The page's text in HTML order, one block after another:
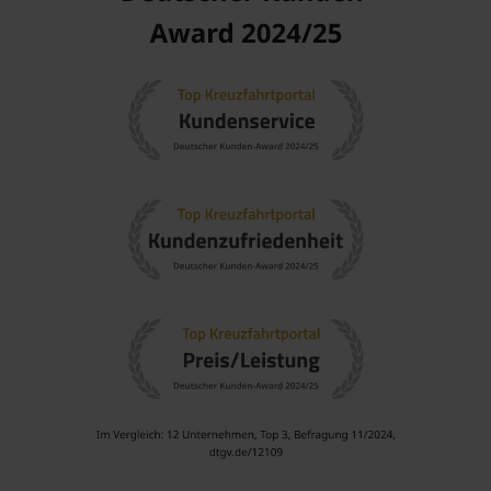
Strandbesuche: Entspannen Sie an den wunderschönen
Stränden von Portsmouth, wie dem Purple Turtle Beach
Kulturelle Erlebnisse: Besuchen Sie lokale Märkte und
Naheliegende Häfen von Portsmouth,
andere beeindruckende Hafenstädte in der Karibik zu
Hauptstadt von Barbados, bekannt für ihre koloniale
Architektur und das lebhafte Nachtleben. Besuchen Sie die